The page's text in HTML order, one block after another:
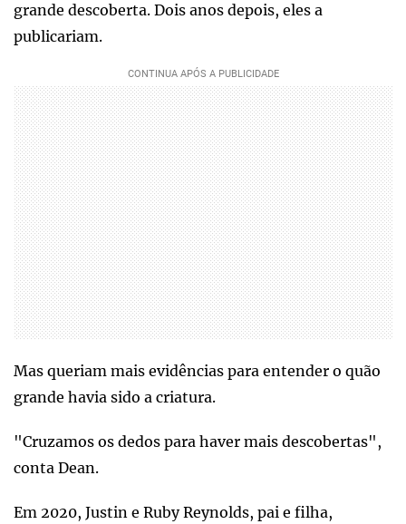
grande descoberta. Dois anos depois, eles a
publicariam.
Mas queriam mais evidências para entender o quão
grande havia sido a criatura.
"Cruzamos os dedos para haver mais descobertas",
conta Dean.
Em 2020, Justin e Ruby Reynolds, pai e filha,